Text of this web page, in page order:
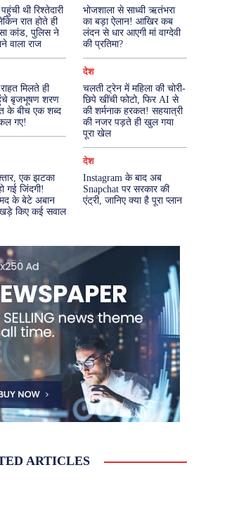
थी रिश्तेदारी
रात होते ही
कांड, पुलिस ने
वाला राज
भोजशाला से साध्वी ऋतंभरा
का बड़ा ऐलान! आखिर कब
लंदन से धार आएगी मां वाग्देवी
की प्रतिमा?
मिलते ही
बृजभूषण शरण
के बीच एक शब्द
गए!
देश
चलती ट्रेन में महिला की चोरी-
छिपे खींची फोटो, फिर AI से
की शर्मनाक हरकत! सहयात्री
की नजर पड़ते ही खुल गया
पूरा खेल
एक झटका
गई जिंदगी!
के बेटे अबान
किए कई सवाल
देश
Instagram के बाद अब
Snapchat पर सरकार की
एंट्री, जानिए क्या है पूरा प्लान
ARTICLES